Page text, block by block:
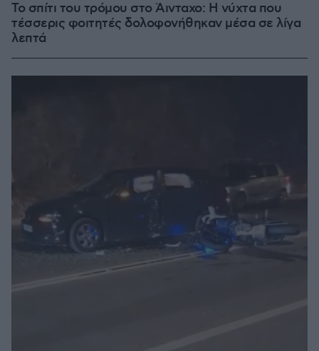
Το σπίτι του τρόμου στο Άινταχο: Η νύχτα που
τέσσερις φοιτητές δολοφονήθηκαν μέσα σε λίγα
λεπτά